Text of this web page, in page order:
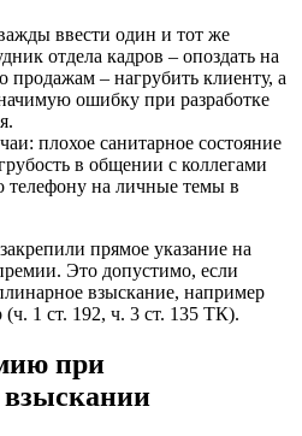
ввести один и тот же
отдела кадров – опоздать на
продажам – нагрубить клиенту, а
ошибку при разработке
плохое санитарное состояние
в общении с коллегами
телефону на личные темы в
прямое указание на
Это допустимо, если
взыскание, например
1 ст. 192, ч. 3 ст. 135 ТК).
при